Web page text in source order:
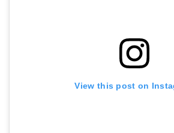
View this post on